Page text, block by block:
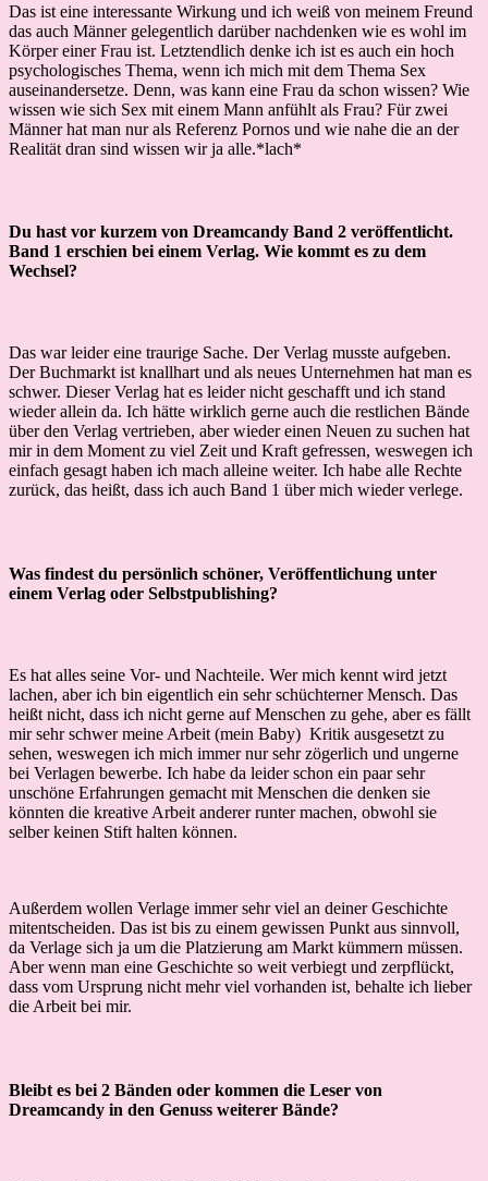
Das ist eine interessante Wirkung und ich weiß von meinem Freund
das auch Männer gelegentlich darüber nachdenken wie es wohl im
Körper einer Frau ist. Letztendlich denke ich ist es auch ein hoch
psychologisches Thema, wenn ich mich mit dem Thema Sex
auseinandersetze. Denn, was kann eine Frau da schon wissen? Wie
wissen wie sich Sex mit einem Mann anfühlt als Frau? Für zwei
Männer hat man nur als Referenz Pornos und wie nahe die an der
Realität dran sind wissen wir ja alle.*lach*
Du hast vor kurzem von Dreamcandy Band 2 veröffentlicht.
Band 1 erschien bei einem Verlag. Wie kommt es zu dem
Wechsel?
Das war leider eine traurige Sache. Der Verlag musste aufgeben.
Der Buchmarkt ist knallhart und als neues Unternehmen hat man es
schwer. Dieser Verlag hat es leider nicht geschafft und ich stand
wieder allein da. Ich hätte wirklich gerne auch die restlichen Bände
über den Verlag vertrieben, aber wieder einen Neuen zu suchen hat
mir in dem Moment zu viel Zeit und Kraft gefressen, weswegen ich
einfach gesagt haben ich mach alleine weiter. Ich habe alle Rechte
zurück, das heißt, dass ich auch Band 1 über mich wieder verlege.
Was findest du persönlich schöner, Veröffentlichung unter
einem Verlag oder Selbstpublishing?
Es hat alles seine Vor- und Nachteile. Wer mich kennt wird jetzt
lachen, aber ich bin eigentlich ein sehr schüchterner Mensch. Das
heißt nicht, dass ich nicht gerne auf Menschen zu gehe, aber es fällt
mir sehr schwer meine Arbeit (mein Baby) Kritik ausgesetzt zu
sehen, weswegen ich mich immer nur sehr zögerlich und ungerne
bei Verlagen bewerbe. Ich habe da leider schon ein paar sehr
unschöne Erfahrungen gemacht mit Menschen die denken sie
könnten die kreative Arbeit anderer runter machen, obwohl sie
selber keinen Stift halten können.
Außerdem wollen Verlage immer sehr viel an deiner Geschichte
mitentscheiden. Das ist bis zu einem gewissen Punkt aus sinnvoll,
da Verlage sich ja um die Platzierung am Markt kümmern müssen.
Aber wenn man eine Geschichte so weit verbiegt und zerpflückt,
dass vom Ursprung nicht mehr viel vorhanden ist, behalte ich lieber
die Arbeit bei mir.
Bleibt es bei 2 Bänden oder kommen die Leser von
Dreamcandy in den Genuss weiterer Bände?